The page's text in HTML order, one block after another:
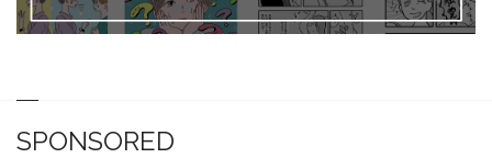
SPONSORED